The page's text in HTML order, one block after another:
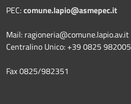
PEC:comune.lapio@asmepec.it
Mail: ragioneria@comune.lapio.av.it
Centralino Unico: +39 0825 982005
Fax 0825/982351